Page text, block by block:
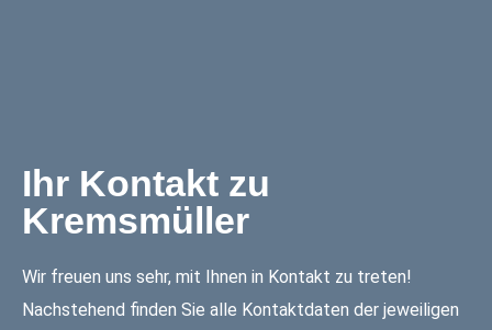
Ihr Kontakt zu
Kremsmüller
Wir freuen uns sehr, mit Ihnen in Kontakt zu treten!
Nachstehend finden Sie alle Kontaktdaten der jeweiligen